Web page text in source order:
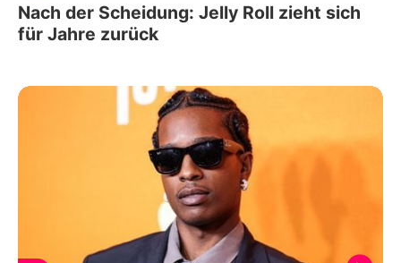
Nach der Scheidung: Jelly Roll zieht sich
für Jahre zurück